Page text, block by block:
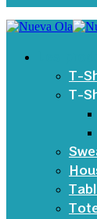
T-
T-